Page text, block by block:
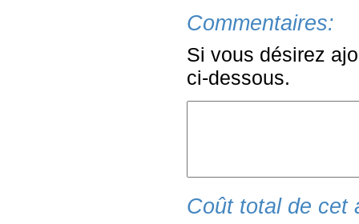
Commentaires:
Si vous désirez
ci-dessous.
Coût total de cet